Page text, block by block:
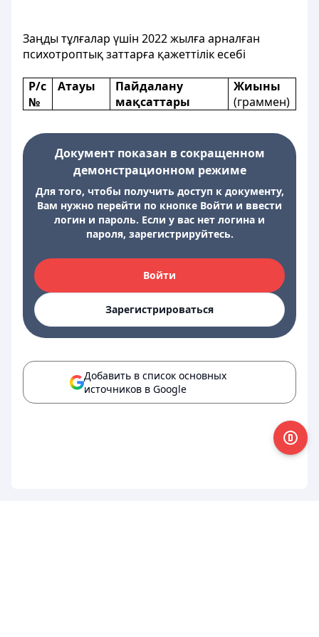
Заңды тұлғалар үшін 2022 жылға арналған
психотроптық заттарға қажеттiлiк есебi
P/c
№
Атауы
Пайдалану
мақсаттары
Жиыны
(граммен)
Документ показан в сокращенном
демонстрационном режиме
Для того, чтобы получить доступ к документу,
Вам нужно перейти по кнопке Войти и ввести
логин и пароль. Если у вас нет логина и
пароля, зарегистрируйтесь.
Войти
Зарегистрироваться
Добавить в список основных
источников в Google